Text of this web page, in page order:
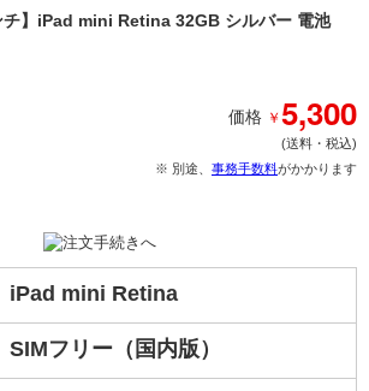
チ】iPad mini Retina 32GB シルバー 電池
価格 ￥5,300
(送料・税込)
※ 別途、 事務手数料がかかります
iPad mini Retina
SIMフリー（国内版）